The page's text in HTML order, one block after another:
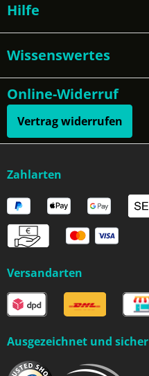
Hilfe
Wissenswertes
Online-Widerruf
Vertrag widerrufen
Zahlarten
Versandarten
Ausgezeichnet und sicher